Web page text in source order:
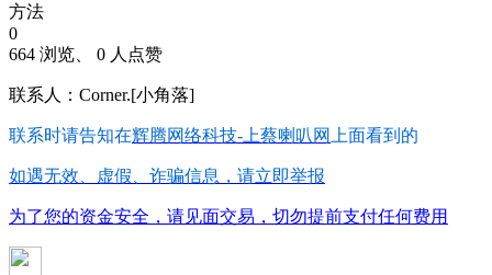
方法
0
664 浏览、 0 人点赞
联系人：Corner.[小角落]
联系时请告知在辉腾网络科技-上蔡喇叭网 上面看到的
如遇无效、虚假、诈骗信息，请立即举报
为了您的资金安全，请见面交易，切勿提前支付任何费用